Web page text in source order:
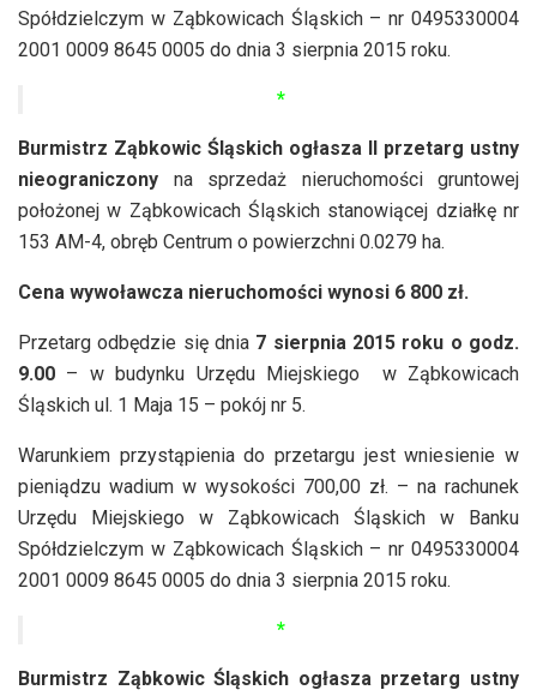
Spółdzielczym w Ząbkowicach Śląskich – nr 0495330004
2001 0009 8645 0005 do dnia 3 sierpnia 2015 roku.
*
Burmistrz Ząbkowic Śląskich ogłasza II przetarg ustny
nieograniczony na sprzedaż nieruchomości gruntowej
położonej w Ząbkowicach Śląskich stanowiącej działkę nr
153 AM-4, obręb Centrum o powierzchni 0.0279 ha.
Cena wywoławcza nieruchomości wynosi 6 800 zł.
Przetarg odbędzie się dnia 7 sierpnia 2015 roku o godz.
9.00 – w budynku Urzędu Miejskiego w Ząbkowicach
Śląskich ul. 1 Maja 15 – pokój nr 5.
Warunkiem przystąpienia do przetargu jest wniesienie w
pieniądzu wadium w wysokości 700,00 zł. – na rachunek
Urzędu Miejskiego w Ząbkowicach Śląskich w Banku
Spółdzielczym w Ząbkowicach Śląskich – nr 0495330004
2001 0009 8645 0005 do dnia 3 sierpnia 2015 roku.
*
Burmistrz Ząbkowic Śląskich ogłasza przetarg ustny